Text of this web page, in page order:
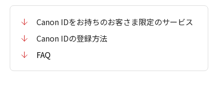
Canon IDをお持ちのお客さま限定のサービス
Canon IDの登録方法
FAQ